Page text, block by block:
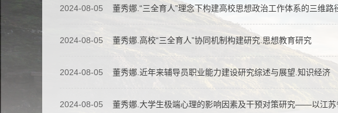
2024-08-05 董秀娜.“三全育人”理念下构建高校思想政治工作体系的三维路
2024-08-05 董秀娜.高校“三全育人”协同机制构建研究.思想教育研究
2024-08-05 董秀娜.近年来辅导员职业能力建设研究综述与展望.知识经济
2024-08-05 董秀娜.大学生极端心理的影响因素及干预对策研究——以江